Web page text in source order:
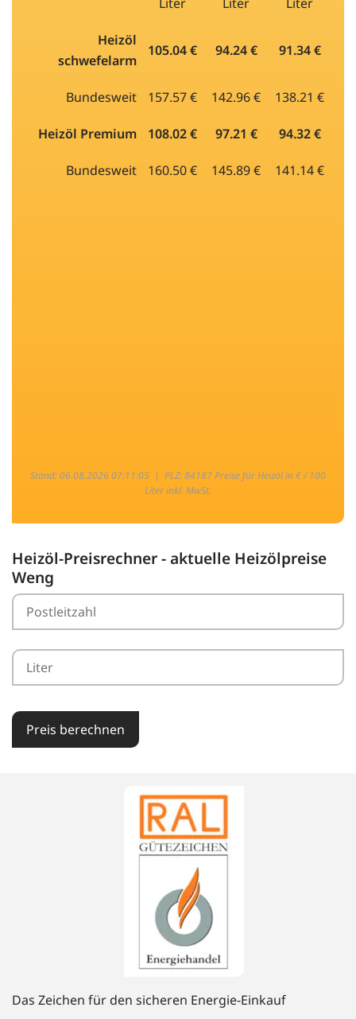
Heizöl
schwefelarm
105.04 € 94.24 € 91.34 €
Bundesweit 157.57 € 142.96 € 138.21 €
Heizöl Premium 108.02 € 97.21 € 94.32 €
Bundesweit 160.50 € 145.89 € 141.14 €
Stand: 06.08.2026 07:11:05 | PLZ: 84187 Preise für Heizöl in € / 100
Liter inkl. MwSt.
Heizöl-Preisrechner - aktuelle Heizölpreise
Weng
Preis berechnen
Das Zeichen für den sicheren Energie-Einkauf